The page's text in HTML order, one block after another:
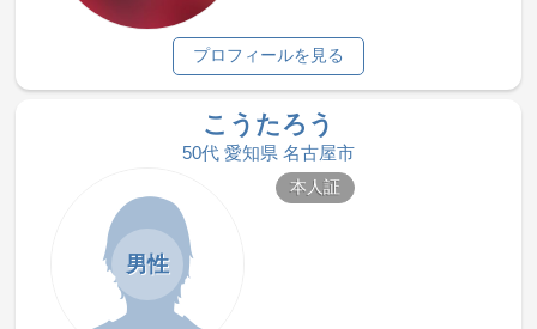
プロフィールを見る
こうたろう
50代 愛知県 名古屋市
男性
本人証